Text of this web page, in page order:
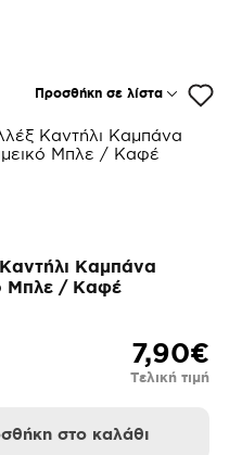
Προσθήκη σε λίστα
Καμπάνα
Μπλε / Καφέ
7,90€
Τελική τιμή
στο καλάθι